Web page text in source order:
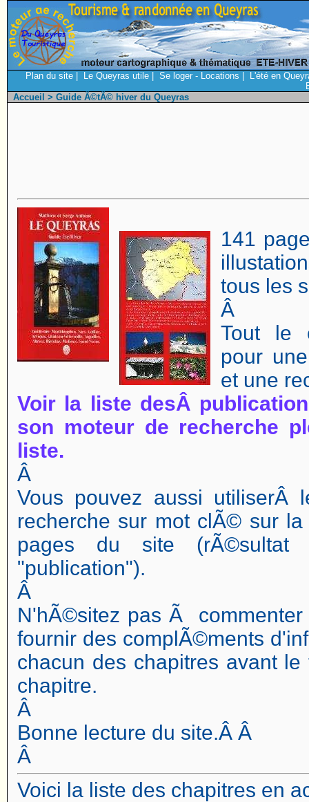
Plan du site Le Queyras utile Se loger - Locations
L'été en
Accueil > Guide Ã©tÃ© hiver du Queyras
141
tous les
Â
Tout le
pour
et une
Voir la liste desÂ
son moteur de recherche
liste.
Â
Vous pouvez aussi utiliserÂ
recherche sur mot clÃ© sur
pages du site (rÃ©sultat
"publication").
Â
N'hÃ©sitez pas Ã
fournir des complÃ©ments
chacun des chapitres avant
chapitre.
Â
Bonne lecture du site.Â Â
Â
Voici la liste des chapitres en